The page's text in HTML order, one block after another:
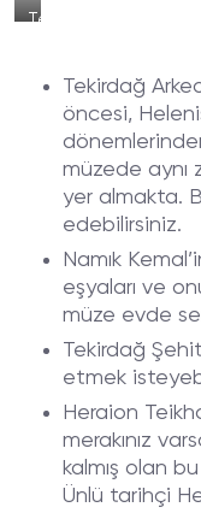
Tekirdağ
Tekirdağ
öncesi,
müzede aynı
yer almakta.
edebilirsiniz.
Namık
eşyaları ve
müze evde
Tekirdağ
etmek
Heraion
merakınız
kalmış olan
Ünlü tarihçi